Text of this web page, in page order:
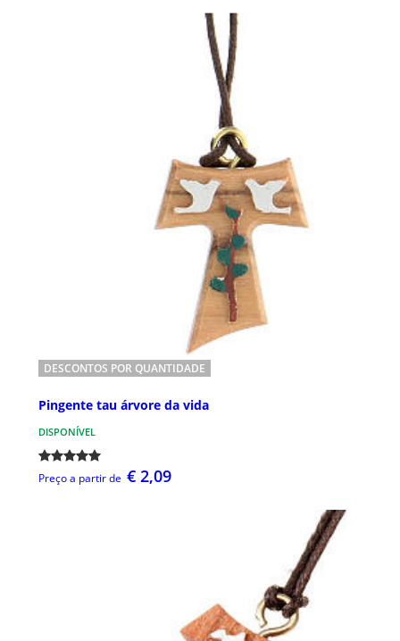
DESCONTOS POR QUANTIDADE
Pingente tau árvore da vida
DISPONÍVEL
Preço a partir de € 2,09